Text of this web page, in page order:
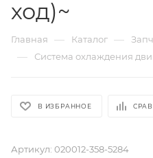
ход)~
Главная — Каталог —
— Система охлаждения
В ИЗБРАННОЕ
Артикул: 020012-358-5284